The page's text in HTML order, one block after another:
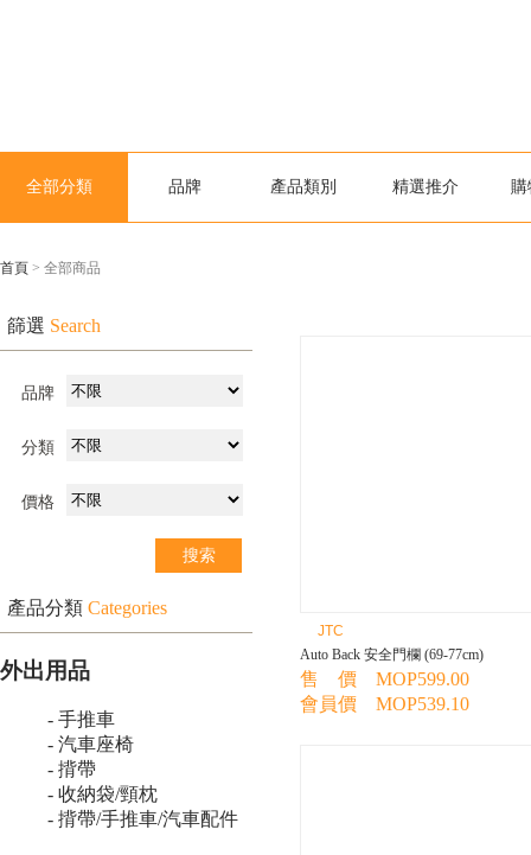
全部分類 品牌 產品類別 精選推介 購
首頁 > 全部商品
篩選 Search
品牌
分類
價格
產品分類 Categories
外出用品
- 手推車
- 汽車座椅
- 揹帶
- 收納袋/頸枕
- 揹帶/手推車/汽車配件
JTC
Auto Back 安全門欄 (69-77cm)
售 價 MOP599.00
會員價 MOP539.10